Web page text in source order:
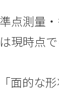
点測量
現時点
面的な